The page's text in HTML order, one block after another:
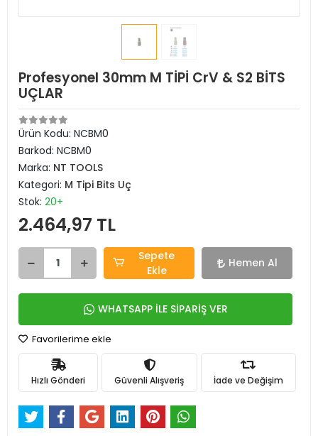
Profesyonel 30mm M TİPİ CrV & S2 BİTS
UÇLAR
Ürün Kodu: NCBM0
Barkod: NCBM0
Marka: NT TOOLS
Kategori: M Tipi Bits Uç
Stok: 20+
2.464,97 TL
Sepete
Ekle
Hemen Al
WHATSAPP İLE SİPARİŞ VER
Favorilerime ekle
Hızlı Gönderi Güvenli Alışveriş İade ve Değişim